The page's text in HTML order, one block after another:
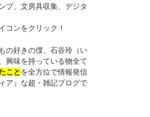
プ、文房具収集、デジタ
コンをクリック！
の好きの僕、石谷玲（い
興味を持っている物全て
こと を全方位で情報発信
ア』な超・雑記ブログで